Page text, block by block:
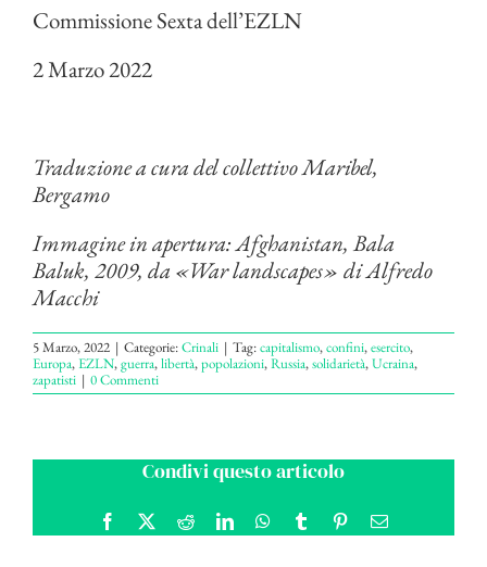
Commissione Sexta dell’EZLN
2 Marzo 2022
Traduzione a cura del collettivo Maribel,
Bergamo
Immagine in apertura: Afghanistan, Bala
Baluk, 2009, da «War landscapes» di Alfredo
Macchi
5 Marzo, 2022 | Categorie:Crinali | Tag:capitalismo,confini,esercito,
Europa,EZLN,guerra,libertà,popolazioni,Russia,solidarietà,Ucraina,
zapatisti | 0 Commenti
Condivi questo articolo
Facebook RedditLinkedInWhatsApp
Tumblr PinterestEmail